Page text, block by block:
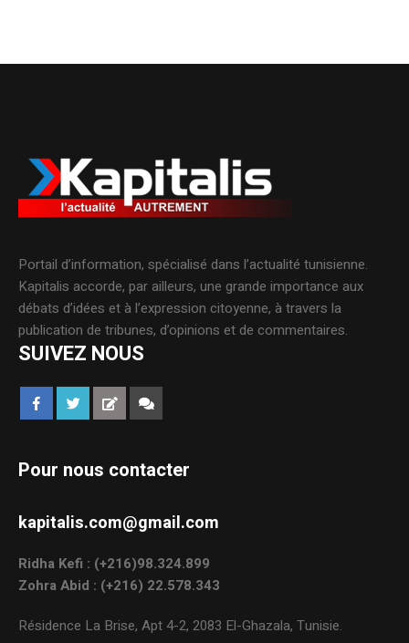
Portail d’information, spécialisé dans l’actualité tunisienne.
Kapitalis accorde, par ailleurs, une grande importance aux
débats d’idées et à l’expression citoyenne, à travers la
publication de tribunes, d’opinions et de commentaires.
SUIVEZ NOUS
Pour nous contacter
kapitalis.com@gmail.com
Ridha Kefi : (+216)98.324.899
Zohra Abid : (+216) 22.578.343
Résidence La Brise, Apt 4-2, 2083 El-Ghazala, Tunisie.